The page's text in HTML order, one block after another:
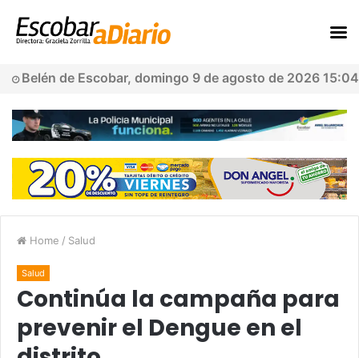
Belén de Escobar, domingo 9 de agosto de 2026 15:04
Home / Salud
Salud
Continúa la campaña para
prevenir el Dengue en el